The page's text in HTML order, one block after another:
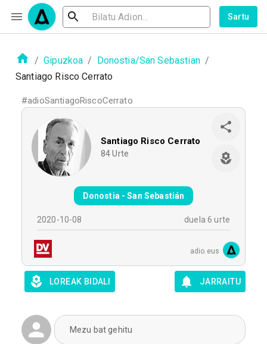
Sartu
/ Gipuzkoa / Donostia/San Sebastian /
Santiago Risco Cerrato
#adioSantiagoRiscoCerrato
Santiago Risco Cerrato
84 Urte
Donostia - San Sebastián
2020-10-08 duela 6 urte
adio.eus
LOREAK BIDALI JARRAITU
Mezu bat gehitu